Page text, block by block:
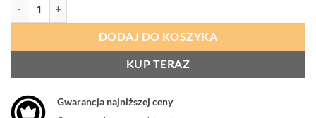
DODAJ DO KOSZYKA
KUP TERAZ
Gwarancja najniższej ceny